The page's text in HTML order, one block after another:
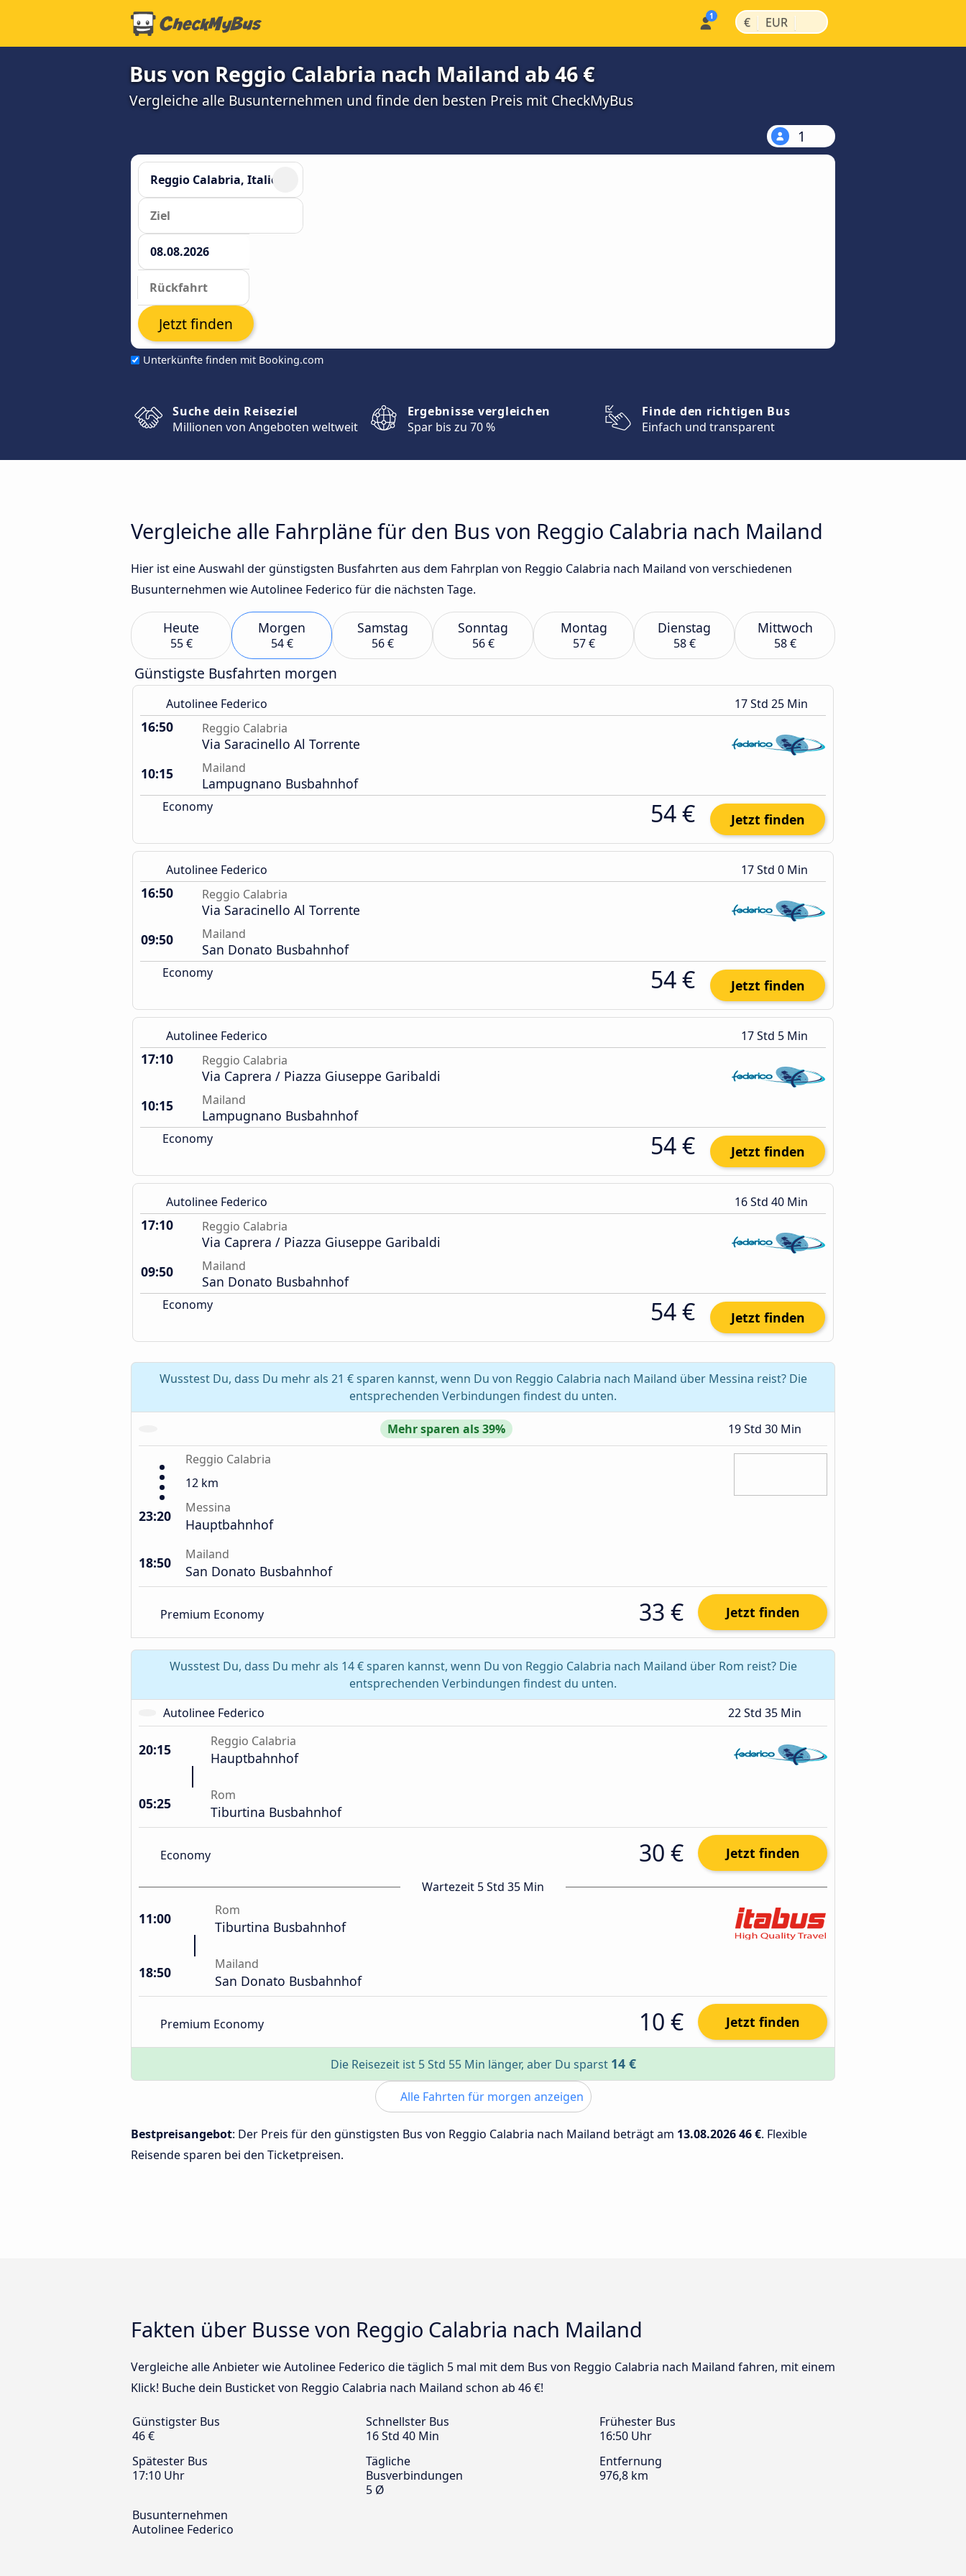
€ | EUR |
Bus von Reggio Calabria nach Mailand ab 46 €
Vergleiche alle Busunternehmen und finde den besten Preis mit CheckMyBus
1
Unterkünfte finden mit Booking.com
Jetzt finden
Suche dein Reiseziel
Millionen von Angeboten weltweit
Ergebnisse vergleichen
Spar bis zu 70 %
Finde den richtigen Bus
Einfach und transparent
Vergleiche alle Fahrpläne für den Bus von Reggio Calabria nach Mailand
Hier ist eine Auswahl der günstigsten Busfahrten aus dem Fahrplan von Reggio Calabria nach Mailand von verschiedenen
Busunternehmen wie Autolinee Federico für die nächsten Tage.
Heute
55 €
Morgen
54 €
Samstag
56 €
Sonntag
56 €
Montag
57 €
Dienstag
58 €
Mittwoch
58 €
Günstigste Busfahrten morgen
Autolinee Federico 17 Std 25 Min
16:50 Reggio Calabria
Via Saracinello Al Torrente
10:15
Mailand
Lampugnano Busbahnhof
Economy 54 € Jetzt finden
Autolinee Federico 17 Std 0 Min
16:50 Reggio Calabria
Via Saracinello Al Torrente
09:50
Mailand
San Donato Busbahnhof
Economy 54 € Jetzt finden
Autolinee Federico 17 Std 5 Min
17:10 Reggio Calabria
Via Caprera / Piazza Giuseppe Garibaldi
10:15
Mailand
Lampugnano Busbahnhof
Economy 54 € Jetzt finden
Autolinee Federico 16 Std 40 Min
17:10 Reggio Calabria
Via Caprera / Piazza Giuseppe Garibaldi
09:50
Mailand
San Donato Busbahnhof
Economy 54 € Jetzt finden
Wusstest Du, dass Du mehr als 21 € sparen kannst, wenn Du von Reggio Calabria nach Mailand über Messina reist? Die
entsprechenden Verbindungen findest du unten.
Mehr sparen als 39%
19 Std 30 Min
Reggio Calabria
12 km
23:20 Messina
Hauptbahnhof
18:50 Mailand
San Donato Busbahnhof
Premium Economy 33 € Jetzt finden
Wusstest Du, dass Du mehr als 14 € sparen kannst, wenn Du von Reggio Calabria nach Mailand über Rom reist? Die
entsprechenden Verbindungen findest du unten.
Autolinee Federico
22 Std 35 Min
20:15 Reggio Calabria
Hauptbahnhof
05:25 Rom
Tiburtina Busbahnhof
Economy 30 € Jetzt finden
Wartezeit 5 Std 35 Min
11:00 Rom
Tiburtina Busbahnhof
18:50 Mailand
San Donato Busbahnhof
Premium Economy 10 € Jetzt finden
Die Reisezeit ist 5 Std 55 Min länger, aber Du sparst 14 €
Alle Fahrten für morgen anzeigen
Bestpreisangebot: Der Preis für den günstigsten Bus von Reggio Calabria nach Mailand beträgt am 13.08.202646 €. Flexible
Reisende sparen bei den Ticketpreisen.
Fakten über Busse von Reggio Calabria nach Mailand
Vergleiche alle Anbieter wie Autolinee Federico die täglich 5 mal mit dem Bus von Reggio Calabria nach Mailand fahren, mit einem
Klick! Buche dein Busticket von Reggio Calabria nach Mailand schon ab 46 €!
Günstigster Bus
46 €
Schnellster Bus
16 Std 40 Min
Frühester Bus
16:50 Uhr
Spätester Bus
17:10 Uhr
Tägliche
Busverbindungen
5 Ø
Entfernung
976,8 km
Busunternehmen
Autolinee Federico